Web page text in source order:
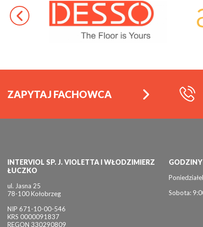
ZAPYTAJ FACHOWCA
INTERVIOL SP. J. VIOLETTA I WŁODZIMIERZ
ŁUCZKO
ul. Jasna 25
78-100 Kołobrzeg
NIP 671-10-00-546
KRS 0000091837
REGON 330290809
Sobota: